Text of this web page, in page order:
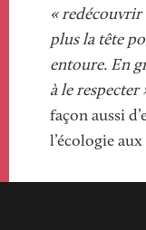
« redécouvrir
plus la tête
entoure. En
à le respecter
façon aussi
l’écologie